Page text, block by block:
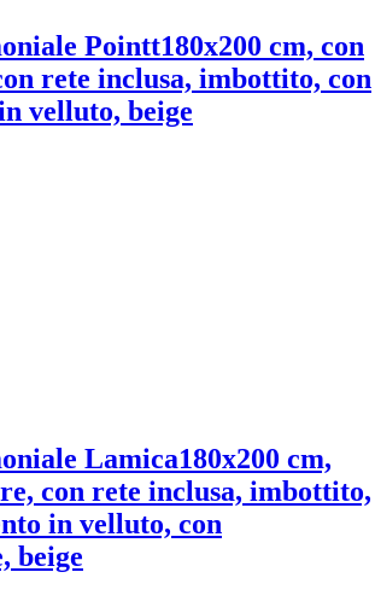
Pointt180x200 cm, con
rete inclusa, imbottito, con
velluto, beige
Lamica180x200 cm,
con rete inclusa, imbottito,
in velluto, con
beige